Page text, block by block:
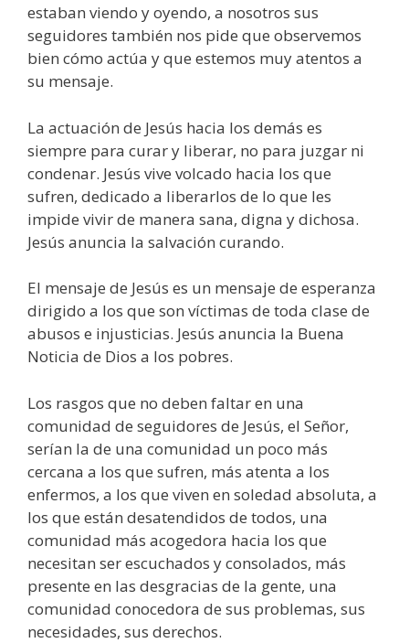
estaban viendo y oyendo, a nosotros sus
seguidores también nos pide que observemos
bien cómo actúa y que estemos muy atentos a
su mensaje.
La actuación de Jesús hacia los demás es
siempre para curar y liberar, no para juzgar ni
condenar. Jesús vive volcado hacia los que
sufren, dedicado a liberarlos de lo que les
impide vivir de manera sana, digna y dichosa.
Jesús anuncia la salvación curando.
El mensaje de Jesús es un mensaje de esperanza
dirigido a los que son víctimas de toda clase de
abusos e injusticias. Jesús anuncia la Buena
Noticia de Dios a los pobres.
Los rasgos que no deben faltar en una
comunidad de seguidores de Jesús, el Señor,
serían la de una comunidad un poco más
cercana a los que sufren, más atenta a los
enfermos, a los que viven en soledad absoluta, a
los que están desatendidos de todos, una
comunidad más acogedora hacia los que
necesitan ser escuchados y consolados, más
presente en las desgracias de la gente, una
comunidad conocedora de sus problemas, sus
necesidades, sus derechos.